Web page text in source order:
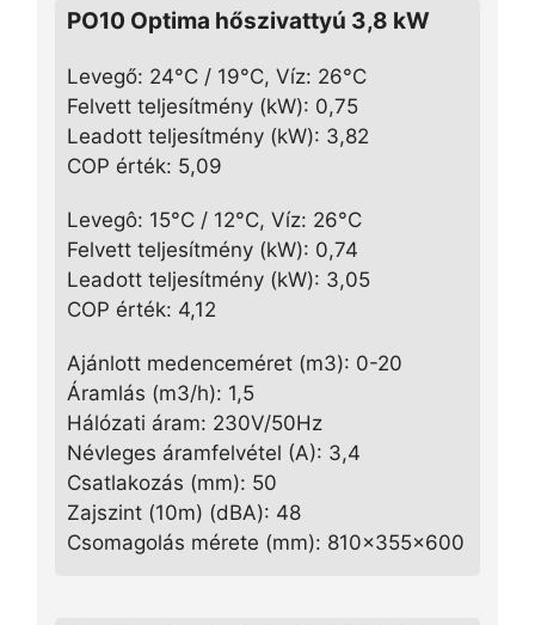
PO10 Optima hőszivattyú 3,8 kW
Levegő: 24°C / 19°C, Víz: 26°C
Felvett teljesítmény (kW): 0,75
Leadott teljesítmény (kW): 3,82
COP érték: 5,09
Levegô: 15°C / 12°C, Víz: 26°C
Felvett teljesítmény (kW): 0,74
Leadott teljesítmény (kW): 3,05
COP érték: 4,12
Ajánlott medenceméret (m3): 0-20
Áramlás (m3/h): 1,5
Hálózati áram: 230V/50Hz
Névleges áramfelvétel (A): 3,4
Csatlakozás (mm): 50
Zajszint (10m) (dBA): 48
Csomagolás mérete (mm): 810x355x600